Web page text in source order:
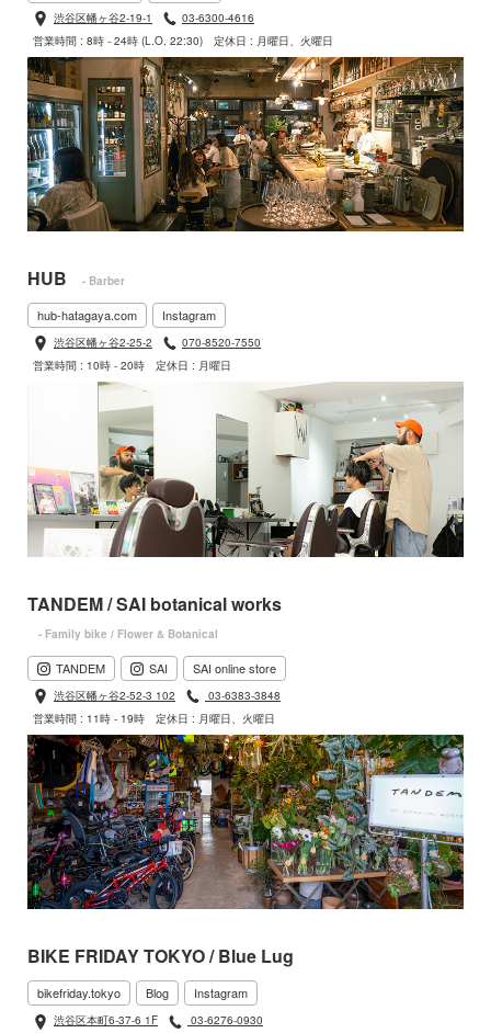
渋谷区幡ヶ谷2-19-1
03-6300-4616
営業時間 : 8時 - 24時 (L.O. 22:30)
定休日 : 月曜日、火曜日
HUB - Barber
hub-hatagaya.com Instagram
渋谷区幡ヶ谷2-25-2
070-8520-7550
営業時間 : 10時 - 20時
定休日 : 月曜日
TANDEM / SAI botanical works
- Family bike / Flower & Botanical
TANDEM SAI SAI online store
渋谷区幡ヶ谷2-52-3 102
03-6383-3848
営業時間 : 11時 - 19時
定休日 : 月曜日、火曜日
BIKE FRIDAY TOKYO / Blue Lug
bikefriday.tokyo Blog Instagram
渋谷区本町6-37-6 1F
03-6276-0930